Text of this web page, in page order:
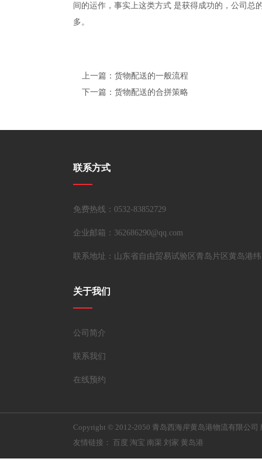
间的运作，事实上这类方式 是获得成功的，公司总
多。
上一篇：货物配送的一般流程
下一篇：货物配送的合拼策略
联系方式
免费热线：0532-83852729
企业邮箱：362686290@qq.com
联系地址：山东省自由贸易试验区青岛片区黄岛港
关于我们
公司简介
联系我们
在线预约
Copyright © 2012-2050 青岛西海岸黄岛港物流有限公
友情链接： 百度 淘宝 南渠 刘家 黄岛港